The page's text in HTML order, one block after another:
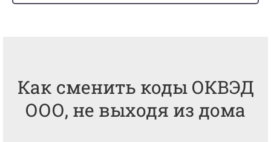
Как сменить коды ОКВЭД
ООО, не выходя из дома